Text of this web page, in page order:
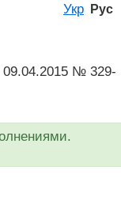
Укр Рус
09.04.2015 № 329-